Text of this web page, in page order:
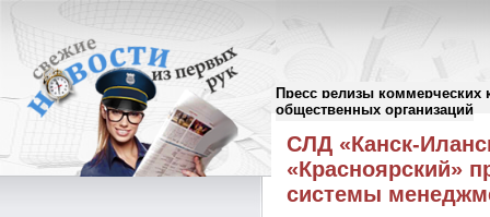
Пресс релизы коммерческих
общественных организаций
Пресс-релизы//
СЛД «Канск-
«Красноярский»
системы